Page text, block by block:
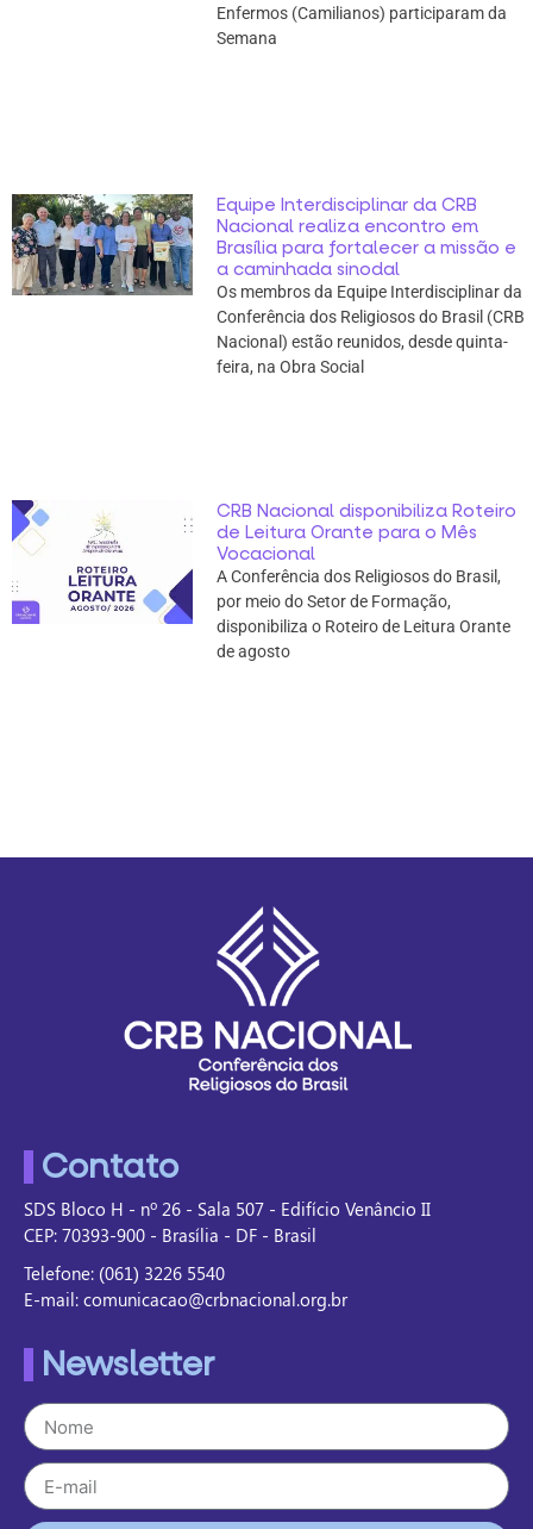
Enfermos (Camilianos) participaram da
Semana
Equipe Interdisciplinar da CRB
Nacional realiza encontro em
Brasília para fortalecer a missão e
a caminhada sinodal
Os membros da Equipe Interdisciplinar da
Conferência dos Religiosos do Brasil (CRB
Nacional) estão reunidos, desde quinta-
feira, na Obra Social
CRB Nacional disponibiliza Roteiro
de Leitura Orante para o Mês
Vocacional
A Conferência dos Religiosos do Brasil,
por meio do Setor de Formação,
disponibiliza o Roteiro de Leitura Orante
de agosto
Contato
SDS Bloco H - nº 26 - Sala 507 - Edifício Venâncio II
CEP: 70393-900 - Brasília - DF - Brasil
Telefone: (061) 3226 5540
E-mail: comunicacao@crbnacional.org.br
Newsletter